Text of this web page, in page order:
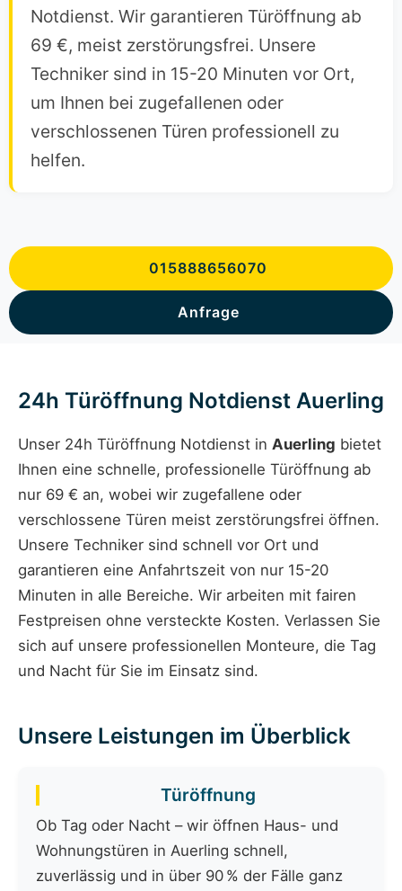
Notdienst. Wir garantieren Türöffnung ab
69 €, meist zerstörungsfrei. Unsere
Techniker sind in 15-20 Minuten vor Ort,
um Ihnen bei zugefallenen oder
verschlossenen Türen professionell zu
helfen.
015888656070
Anfrage
24h Türöffnung Notdienst Auerling
Unser 24h Türöffnung Notdienst in Auerling bietet
Ihnen eine schnelle, professionelle Türöffnung ab
nur 69 € an, wobei wir zugefallene oder
verschlossene Türen meist zerstörungsfrei öffnen.
Unsere Techniker sind schnell vor Ort und
garantieren eine Anfahrtszeit von nur 15-20
Minuten in alle Bereiche. Wir arbeiten mit fairen
Festpreisen ohne versteckte Kosten. Verlassen Sie
sich auf unsere professionellen Monteure, die Tag
und Nacht für Sie im Einsatz sind.
Unsere Leistungen im Überblick
Türöffnung
Ob Tag oder Nacht – wir öffnen Haus- und
Wohnungstüren in Auerling schnell,
zuverlässig und in über 90 % der Fälle ganz